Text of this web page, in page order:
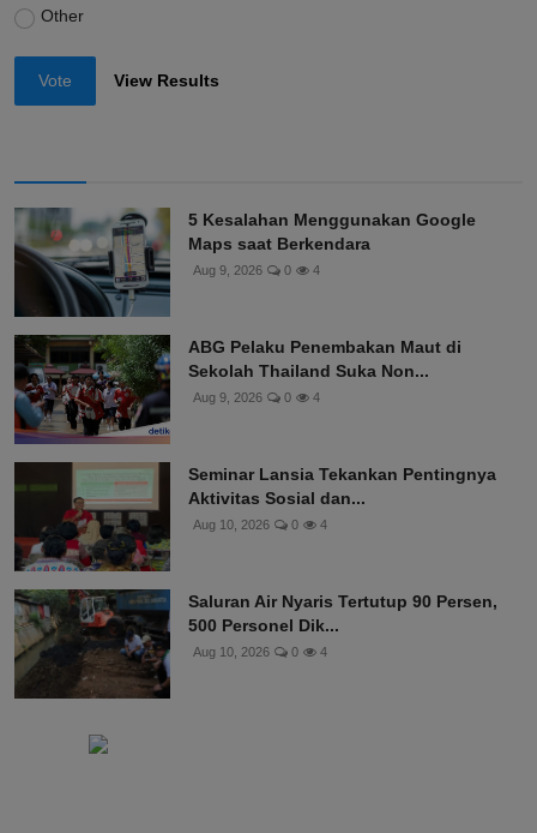
Other
Vote View Results
5 Kesalahan Menggunakan Google
Maps saat Berkendara
Aug 9, 2026 0 4
ABG Pelaku Penembakan Maut di
Sekolah Thailand Suka Non...
Aug 9, 2026 0 4
Seminar Lansia Tekankan Pentingnya
Aktivitas Sosial dan...
Aug 10, 2026 0 4
Saluran Air Nyaris Tertutup 90 Persen,
500 Personel Dik...
Aug 10, 2026 0 4